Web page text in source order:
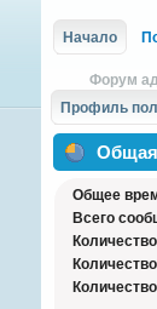
Начало
Форум
Профиль
Общее
Всего